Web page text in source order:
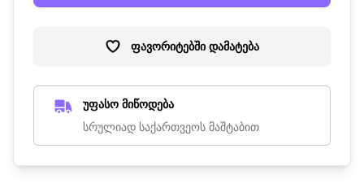
ფავორიტებში დამატება
უფასო მიწოდება
სრულიად საქართვეოს მაშტაბით